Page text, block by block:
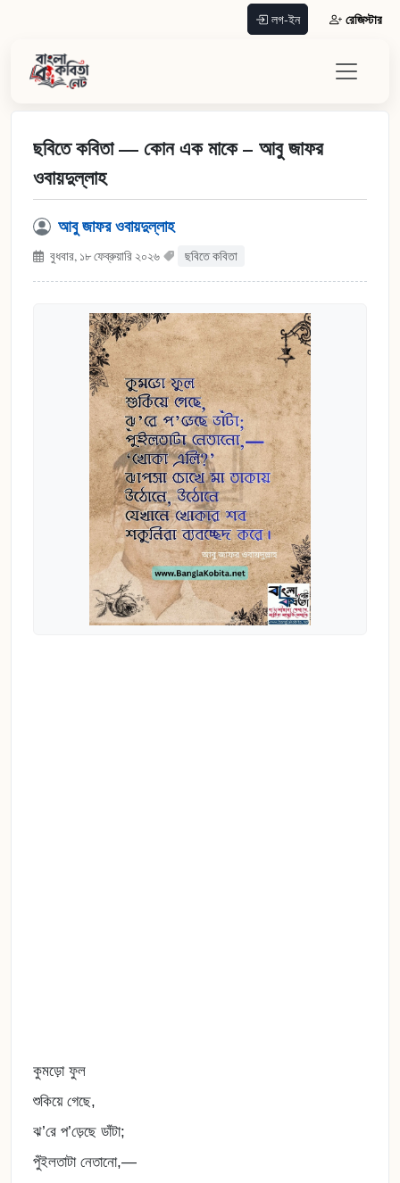
লগ-ইন রেজিস্টার
ছবিতে কবিতা — কোন এক মাকে – আবু জাফর
ওবায়দুল্লাহ
আবু জাফর ওবায়দুল্লাহ
বুধবার, ১৮ ফেব্রুয়ারি ২০২৬ ছবিতে কবিতা
কুমড়ো ফুল
শুকিয়ে গেছে,
ঝ’রে প’ড়েছে ডাঁটা;
পুঁইলতাটা নেতানো,—